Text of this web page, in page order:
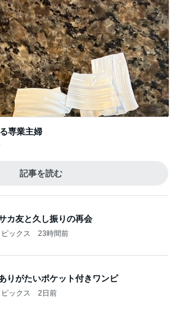
専業主婦
記事を読む
カ友と久し振りの再会
ックス 23時間前
りがたいポケット付きワンピ
ックス 2日前